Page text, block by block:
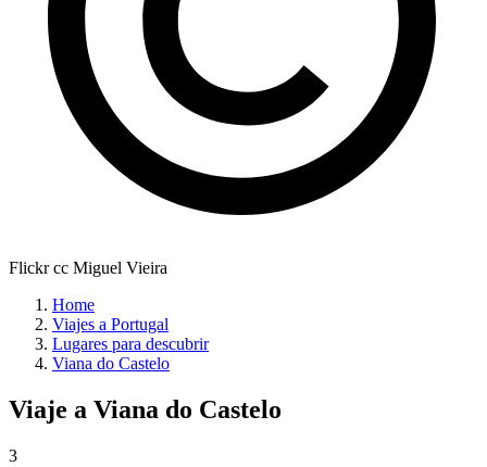
Flickr cc Miguel Vieira
Home
Viajes a Portugal
Lugares para descubrir
Viana do Castelo
Viaje a Viana do Castelo
3